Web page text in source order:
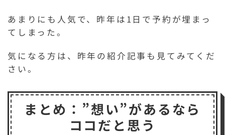
あまりにも人気で、昨年は1日で予約が埋まっ
てしまった。
気になる方は、昨年の紹介記事も見てみてくだ
さい。
まとめ：”想い”があるなら
ココだと思う